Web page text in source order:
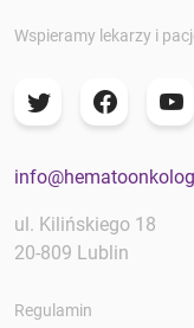
Wspieramy lekarzy i
ul. Kilińskiego 18
20-809 Lublin
Regulamin